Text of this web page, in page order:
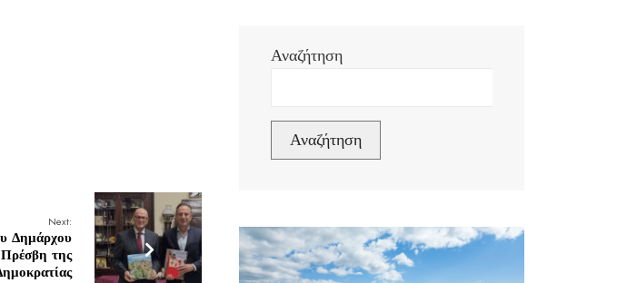
Next:
Δημάρχου
της
Αναζήτηση
Αναζήτηση